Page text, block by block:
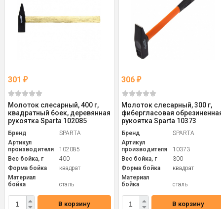
301 ₽
Молоток слесарный, 400 г,
квадратный боек, деревянная
рукоятка Sparta 102085
Бренд
SPARTA
Артикул
производителя
102085
Вес бойка, г
400
Форма бойка
квадрат
Материал
бойка
сталь
В корзину
306₽
Молоток слесарный, 300 г,
фибергласовая
рукоятка Sparta 10373
Бренд
SPARTA
Артикул
производителя
10373
Вес бойка, г
300
Форма бойка
квадрат
Материал
бойка
сталь
В корзину